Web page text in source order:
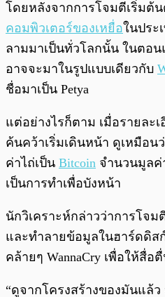
โดยหลังจากการโจมตีเริ่มต้
คอมพิวเตอร์ของเหยื่อในประ
ลามมาเป็นทั่วโลกนั้น ในตอ
อาจจะมาในรูปแบบเดียวกับ
ชื่อมาเป็น Petya
แต่อย่างไรก็ตาม เมื่อรายละ
ค้นคว้าเริ่มเดินหน้า ดูเหมือน
ค่าไถ่เป็น Bitcoin จำนวนมูลค่
เป็นการทำเพื่อบังหน้า
นักวิเคราะห์กล่าวว่าการโจ
และทำลายข้อมูลในฮาร์ดดิส
คล้ายๆ WannaCry เพื่อให้สื่
“ดูจากโครงสร้างของมันแล้